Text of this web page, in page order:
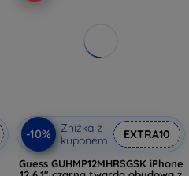
-10%
Zniżka z
kuponem
EXTRA10
Guess GUHMP12MHRSGSK iPhone